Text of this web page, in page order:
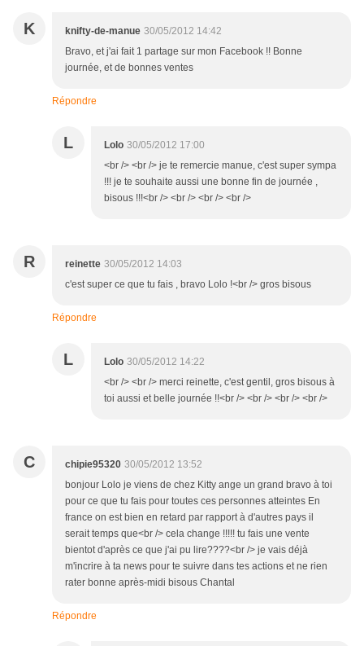
K knifty-de-manue 30/05/2012 14:42
Bravo, et j'ai fait 1 partage sur mon Facebook !! Bonne
journée, et de bonnes ventes
Répondre
L Lolo 30/05/2012 17:00
<br /> <br /> je te remercie manue, c'est super sympa
!!! je te souhaite aussi une bonne fin de journée ,
bisous !!!<br /> <br /> <br /> <br />
R reinette 30/05/2012 14:03
c'est super ce que tu fais , bravo Lolo !<br /> gros bisous
Répondre
L Lolo 30/05/2012 14:22
<br /> <br /> merci reinette, c'est gentil, gros bisous à
toi aussi et belle journée !!<br /> <br /> <br /> <br />
C chipie95320 30/05/2012 13:52
bonjour Lolo je viens de chez Kitty ange un grand bravo à toi
pour ce que tu fais pour toutes ces personnes atteintes En
france on est bien en retard par rapport à d'autres pays il
serait temps que<br /> cela change !!!!! tu fais une vente
bientot d'après ce que j'ai pu lire????<br /> je vais déjà
m'incrire à ta news pour te suivre dans tes actions et ne rien
rater bonne après-midi bisous Chantal
Répondre